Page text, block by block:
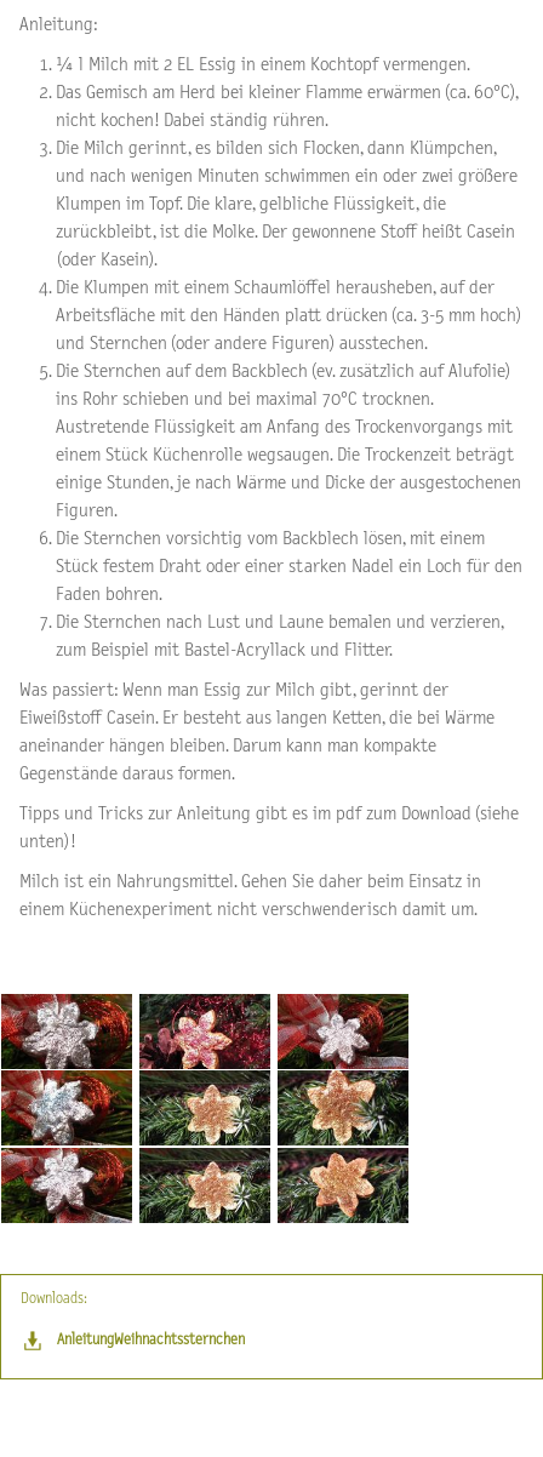
Anleitung:
¼ l Milch mit 2 EL Essig in einem Kochtopf vermengen.
Das Gemisch am Herd bei kleiner Flamme erwärmen (ca. 60°C),
nicht kochen! Dabei ständig rühren.
Die Milch gerinnt, es bilden sich Flocken, dann Klümpchen,
und nach wenigen Minuten schwimmen ein oder zwei größere
Klumpen im Topf. Die klare, gelbliche Flüssigkeit, die
zurückbleibt, ist die Molke. Der gewonnene Stoff heißt Casein
(oder Kasein).
Die Klumpen mit einem Schaumlöffel herausheben, auf der
Arbeitsfläche mit den Händen platt drücken (ca. 3-5 mm hoch)
und Sternchen (oder andere Figuren) ausstechen.
Die Sternchen auf dem Backblech (ev. zusätzlich auf Alufolie)
ins Rohr schieben und bei maximal 70°C trocknen.
Austretende Flüssigkeit am Anfang des Trockenvorgangs mit
einem Stück Küchenrolle wegsaugen. Die Trockenzeit beträgt
einige Stunden, je nach Wärme und Dicke der ausgestochenen
Figuren.
Die Sternchen vorsichtig vom Backblech lösen, mit einem
Stück festem Draht oder einer starken Nadel ein Loch für den
Faden bohren.
Die Sternchen nach Lust und Laune bemalen und verzieren,
zum Beispiel mit Bastel-Acryllack und Flitter.
Was passiert: Wenn man Essig zur Milch gibt, gerinnt der
Eiweißstoff Casein. Er besteht aus langen Ketten, die bei Wärme
aneinander hängen bleiben. Darum kann man kompakte
Gegenstände daraus formen.
Tipps und Tricks zur Anleitung gibt es im pdf zum Download (siehe
unten)!
Milch ist ein Nahrungsmittel. Gehen Sie daher beim Einsatz in
einem Küchenexperiment nicht verschwenderisch damit um.
Downloads:
AnleitungWeihnachtssternchen